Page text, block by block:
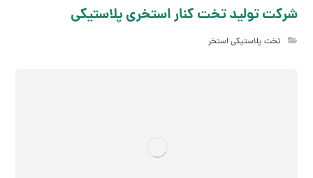
شرکت تولید تخت کنار استخری پلاستیکی
تخت پلاستیکی استخر